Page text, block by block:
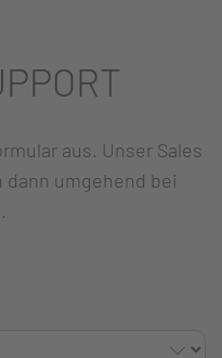
aus. Unser Sales
dann umgehend bei